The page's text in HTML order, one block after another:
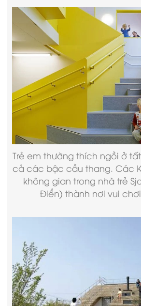
Trẻ em thường thích ngồi ở
cả các bậc cầu thang. Các
không gian trong nhà trẻ
Điển) thành nơi vui